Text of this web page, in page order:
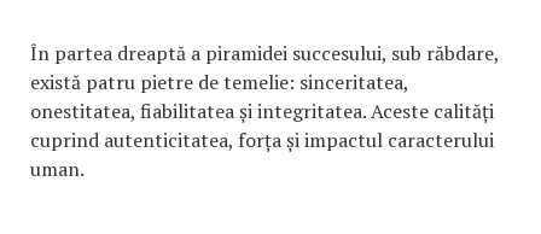
În partea dreaptă a piramidei succesului, sub răbdare,
există patru pietre de temelie: sinceritatea,
onestitatea, fiabilitatea și integritatea. Aceste calități
cuprind autenticitatea, forța și impactul caracterului
uman.